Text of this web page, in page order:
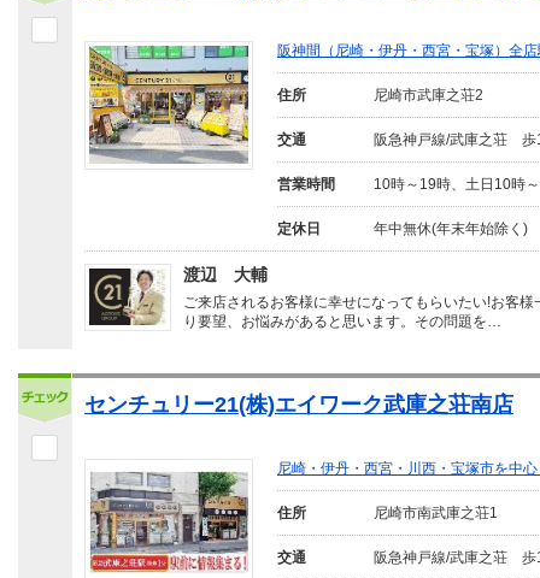
阪神間（尼崎・伊丹・西宮・宝塚）全
住所 尼崎市武庫之荘2
交通 阪急神戸線/武庫之荘 歩
営業時間 10時～19時、土日10時
定休日 年中無休(年末年始除く)
渡辺 大輔
ご来店されるお客様に幸せになってもらいたい!お客様
り要望、お悩みがあると思います。その問題を…
センチュリー21(株)エイワーク武庫之荘南店
尼崎・伊丹・西宮・川西・宝塚市を中
住所 尼崎市南武庫之荘1
交通 阪急神戸線/武庫之荘 歩